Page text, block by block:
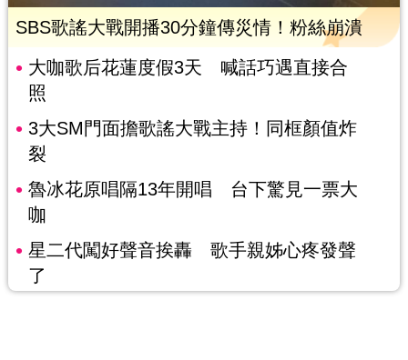
SBS歌謠大戰開播30分鐘傳災情！粉絲崩潰
大咖歌后花蓮度假3天 喊話巧遇直接合
照
3大SM門面擔歌謠大戰主持！同框顏值炸
裂
魯冰花原唱隔13年開唱 台下驚見一票大
咖
星二代闖好聲音挨轟 歌手親姊心疼發聲
了